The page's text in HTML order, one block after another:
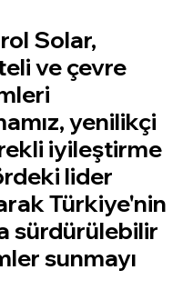
Solar,
ve çevre
yenilikçi
iyileştirme
lider
Türkiye'nin
sürdürülebilir
sunmayı